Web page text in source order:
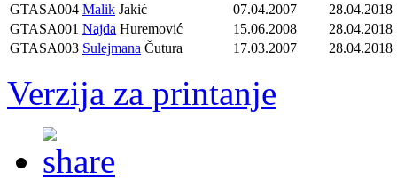
GTASA004 Malik Jakić 07.04.2007
28.04.2018
GTASA001 Najda Huremović 15.06.2008
28.04.2018
GTASA003 Sulejmana Čutura 17.03.2007 28.04.2018
Verzija za printanje